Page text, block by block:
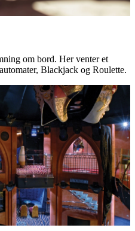
om bord. Her venter et
Blackjack og Roulette.